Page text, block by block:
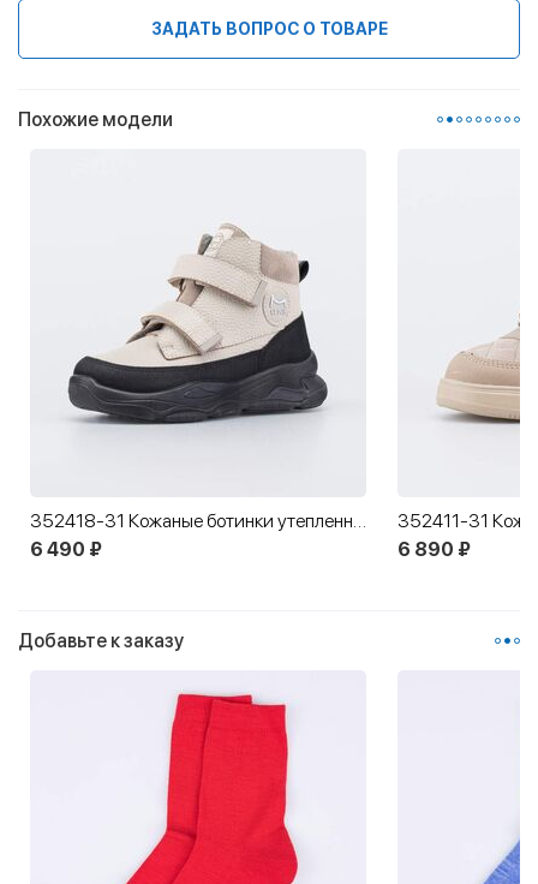
ЗАДАТЬ ВОПРОС О ТОВАРЕ
Похожие модели
352418-31 Кожаные ботинки утепленные 1936
6 490 ₽
6 890 ₽
Добавьте к заказу